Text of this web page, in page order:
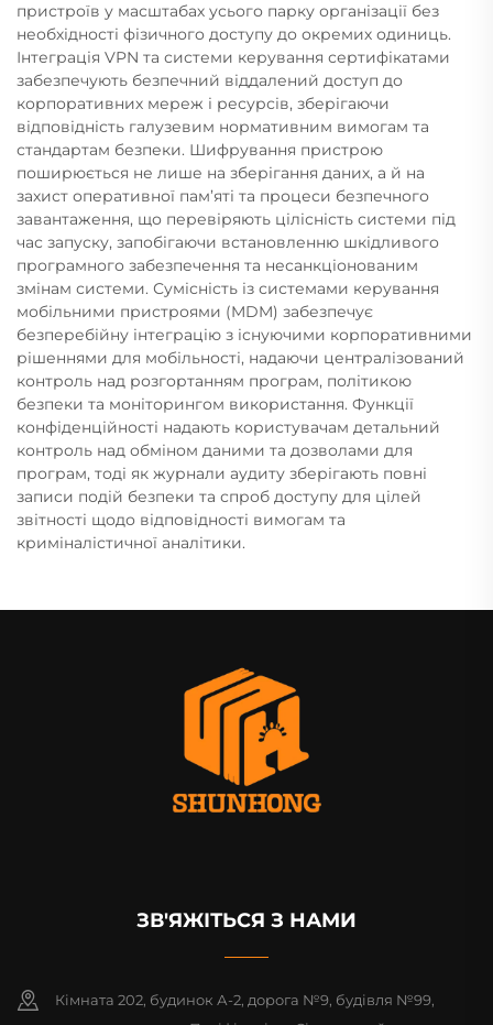
пристроїв у масштабах усього парку організації без
необхідності фізичного доступу до окремих одиниць.
Інтеграція VPN та системи керування сертифікатами
забезпечують безпечний віддалений доступ до
корпоративних мереж і ресурсів, зберігаючи
відповідність галузевим нормативним вимогам та
стандартам безпеки. Шифрування пристрою
поширюється не лише на зберігання даних, а й на
захист оперативної пам’яті та процеси безпечного
завантаження, що перевіряють цілісність системи під
час запуску, запобігаючи встановленню шкідливого
програмного забезпечення та несанкціонованим
змінам системи. Сумісність із системами керування
мобільними пристроями (MDM) забезпечує
безперебійну інтеграцію з існуючими корпоративними
рішеннями для мобільності, надаючи централізований
контроль над розгортанням програм, політикою
безпеки та моніторингом використання. Функції
конфіденційності надають користувачам детальний
контроль над обміном даними та дозволами для
програм, тоді як журнали аудиту зберігають повні
записи подій безпеки та спроб доступу для цілей
звітності щодо відповідності вимогам та
криміналістичної аналітики.
ЗВ'ЯЖІТЬСЯ З НАМИ
Кімната 202, будинок А-2, дорога №9, будівля №99,